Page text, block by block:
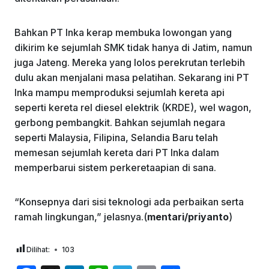
Bahkan PT Inka kerap membuka lowongan yang
dikirim ke sejumlah SMK tidak hanya di Jatim, namun
juga Jateng. Mereka yang lolos perekrutan terlebih
dulu akan menjalani masa pelatihan. Sekarang ini PT
Inka mampu memproduksi sejumlah kereta api
seperti kereta rel diesel elektrik (KRDE), wel wagon,
gerbong pembangkit. Bahkan sejumlah negara
seperti Malaysia, Filipina, Selandia Baru telah
memesan sejumlah kereta dari PT Inka dalam
memperbarui sistem perkeretaapian di sana.
“Konsepnya dari sisi teknologi ada perbaikan serta
ramah lingkungan,” jelasnya.(mentari/priyanto)
Dilihat: 103